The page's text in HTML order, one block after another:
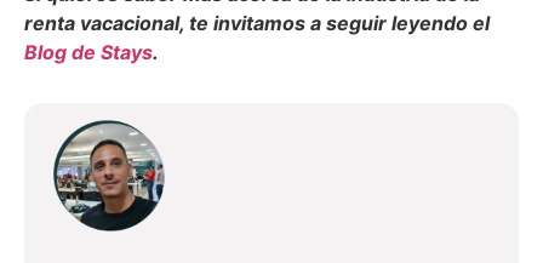
renta vacacional, te invitamos a seguir leyendo el
Blog de Stays.